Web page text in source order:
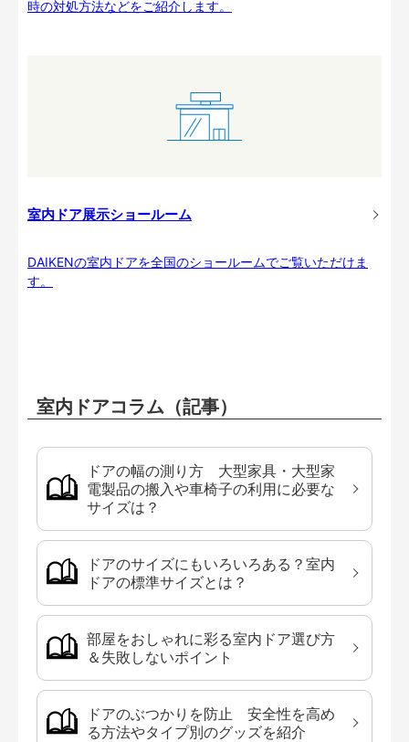
時の対処方法などをご紹介します。
室内ドア展示ショールーム
DAIKENの室内ドアを全国のショールームでご覧いただけま
す。
室内ドアコラム（記事）
ドアの幅の測り方 大型家具・大型家
電製品の搬入や車椅子の利用に必要な
サイズは？
ドアのサイズにもいろいろある？室内
ドアの標準サイズとは？
部屋をおしゃれに彩る室内ドア選び方
＆失敗しないポイント
ドアのぶつかりを防止 安全性を高め
る方法やタイプ別のグッズを紹介